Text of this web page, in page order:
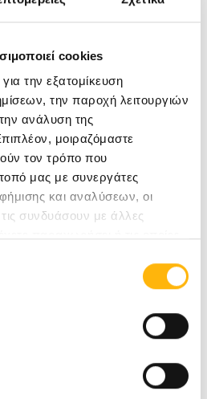
cookies
την εξατομίκευση
την παροχή λειτουργιών
ανάλυση της
μοιραζόμαστε
τον τρόπο που
μας με συνεργάτες
και αναλύσεων, οι
συνδυάσουν με άλλες
επιπλοκών στο
αποτελεσμάτων μιας
και στην
αποτυχίας μιας
χρησιμοποιούμε το νέο
παθήσεων του
Συστήματος με
τρόπο. Η
διαρκεί μια ώρα περίπου
σε ειδικά διαμορφωμένο